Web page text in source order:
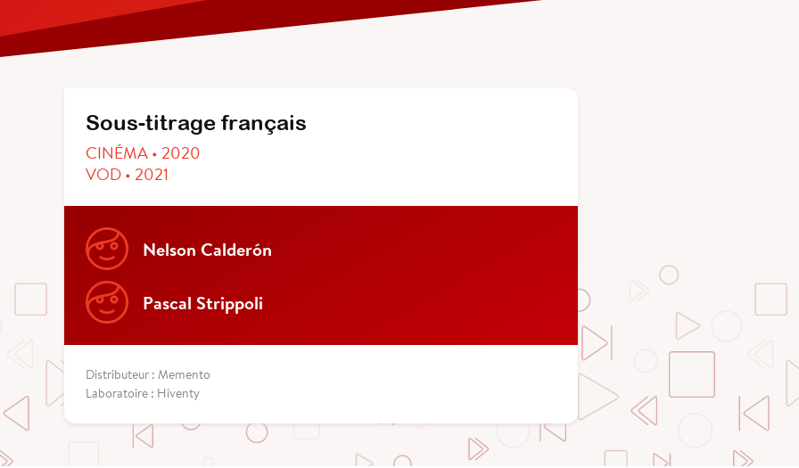
Sous-titrage français
CINÉMA • 2020
VOD • 2021
Nelson Calderón
Pascal Strippoli
Distributeur : Memento
Laboratoire : Hiventy